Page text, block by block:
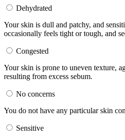
Dehydrated
Your skin is dull and patchy, and
occasionally feels tight or tough, and
Congested
Your skin is prone to uneven texture,
resulting from excess sebum.
No concerns
You do not have any particular skin
Sensitive